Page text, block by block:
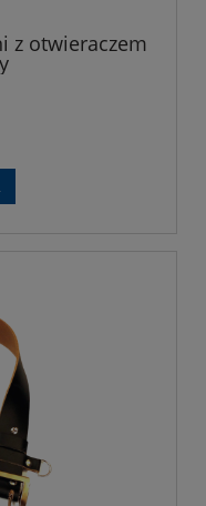
z otwieraczem